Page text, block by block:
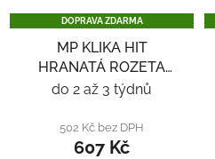
DOPRAVA ZDARMA
MP KLIKA HIT
HRANATÁ ROZETA
SQ6 - ČERNÁ
do 2 až 3 týdnů
502 Kč bez DPH
607 Kč